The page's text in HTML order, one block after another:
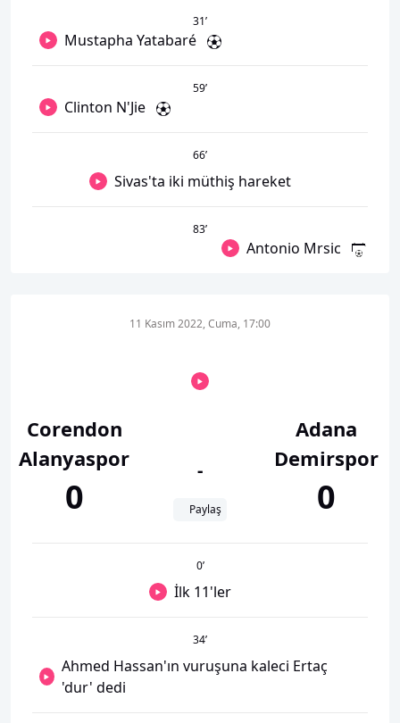
31’
Mustapha Yatabaré
59’
Clinton N'Jie
66’
Sivas'ta iki müthiş hareket
83’
Antonio Mrsic
Corendon
Alanyaspor
0
11 Kasım 2022, Cuma, 17:00
-
Paylaş
Adana
Demirspor
0
0’
İlk 11'ler
34’
Ahmed Hassan'ın vuruşuna kaleci Ertaç
'dur' dedi